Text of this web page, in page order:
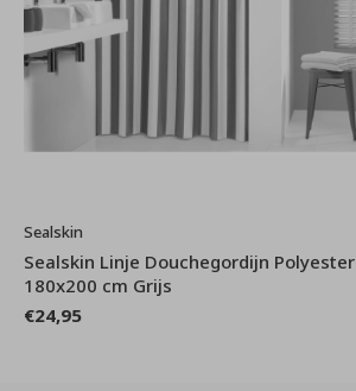
Sealskin
Sealskin Linje Douchegordijn Polyester
180x200 cm Grijs
€24,95